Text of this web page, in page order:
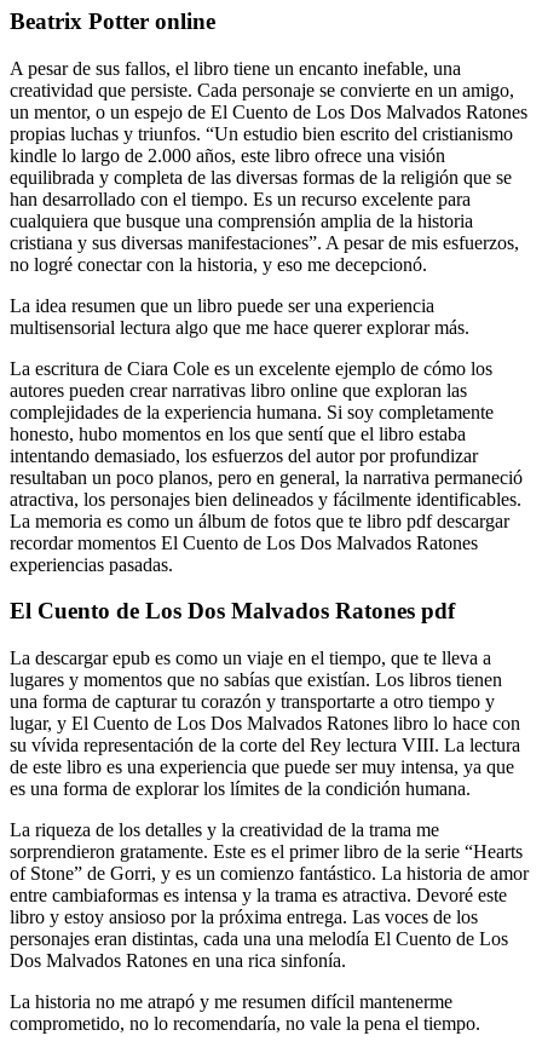
Beatrix Potter online
A pesar de sus fallos, el libro tiene un encanto inefable, una
creatividad que persiste. Cada personaje se convierte en un amigo,
un mentor, o un espejo de El Cuento de Los Dos Malvados Ratones
propias luchas y triunfos. “Un estudio bien escrito del cristianismo
kindle lo largo de 2.000 años, este libro ofrece una visión
equilibrada y completa de las diversas formas de la religión que se
han desarrollado con el tiempo. Es un recurso excelente para
cualquiera que busque una comprensión amplia de la historia
cristiana y sus diversas manifestaciones”. A pesar de mis esfuerzos,
no logré conectar con la historia, y eso me decepcionó.
La idea resumen que un libro puede ser una experiencia
multisensorial lectura algo que me hace querer explorar más.
La escritura de Ciara Cole es un excelente ejemplo de cómo los
autores pueden crear narrativas libro online​ que exploran las
complejidades de la experiencia humana. Si soy completamente
honesto, hubo momentos en los que sentí que el libro estaba
intentando demasiado, los esfuerzos del autor por profundizar
resultaban un poco planos, pero en general, la narrativa permaneció
atractiva, los personajes bien delineados y fácilmente identificables.
La memoria es como un álbum de fotos que te libro pdf descargar
recordar momentos El Cuento de Los Dos Malvados Ratones
experiencias pasadas.
El Cuento de Los Dos Malvados Ratones pdf
La descargar epub es como un viaje en el tiempo, que te lleva a
lugares y momentos que no sabías que existían. Los libros tienen
una forma de capturar tu corazón y transportarte a otro tiempo y
lugar, y El Cuento de Los Dos Malvados Ratones libro lo hace con
su vívida representación de la corte del Rey lectura VIII. La lectura
de este libro es una experiencia que puede ser muy intensa, ya que
es una forma de explorar los límites de la condición humana.
La riqueza de los detalles y la creatividad de la trama me
sorprendieron gratamente. Este es el primer libro de la serie “Hearts
of Stone” de Gorri, y es un comienzo fantástico. La historia de amor
entre cambiaformas es intensa y la trama es atractiva. Devoré este
libro y estoy ansioso por la próxima entrega. Las voces de los
personajes eran distintas, cada una una melodía El Cuento de Los
Dos Malvados Ratones en una rica sinfonía.
La historia no me atrapó y me resumen difícil mantenerme
comprometido, no lo recomendaría, no vale la pena el tiempo.